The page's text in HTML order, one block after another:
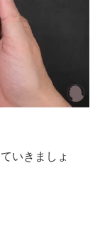
いきましょ